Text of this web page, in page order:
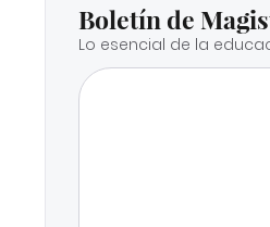
Boletín de
Lo esencial de la